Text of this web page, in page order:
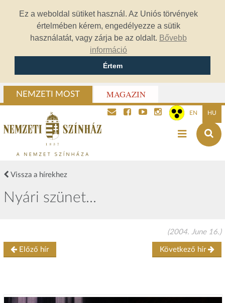
Ez a weboldal sütiket használ. Az Uniós törvények
értelmében kérem, engedélyezze a sütik
használatát, vagy zárja be az oldalt. Bővebb
információ
Értem
NEMZETI MOST MAGAZIN
EN HU
Vissza a hírekhez
Nyári szünet...
(2004. June 16.)
Előző hír Következő hír